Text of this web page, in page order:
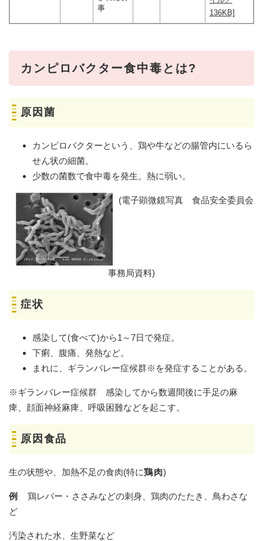
事
136KB]
カンピロバクター食中毒とは?
原因菌
カンピロバクターという、鶏や牛などの腸管内にいるら
せん状の細菌。
少数の菌数で食中毒を発生。熱に弱い。
(電子顕微鏡写真 食品安全委員会
事務局資料)
症状
感染して(食べて)から1～7日で発症。
下痢、腹痛、発熱など。
まれに、ギランバレー症候群※を発症することがある。
※ギランバレー症候群 感染してから数週間後に手足の麻
痺、顔面神経麻痺、呼吸困難などを起こす。
原因食品
生の状態や、加熱不足の食肉(特に鶏肉)
例
鶏レバー・ささみなどの刺身、鶏肉のたたき、鳥わさな
ど
汚染された水、生野菜など